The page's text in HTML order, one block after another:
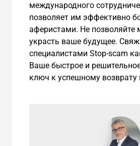
международного
позволяет им эффективно
аферистами. Не
украсть ваше будущее.
специалистами Stop-scam
Ваше быстрое и
ключ к успешному возврату